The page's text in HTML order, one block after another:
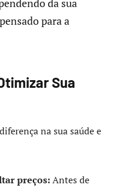
para a
Sua
na sua saúde e
preços:Antes de